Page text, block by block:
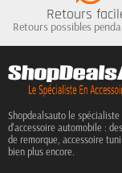
Retours
Retours possibles
Shopdealsauto le
d'accessoire automobile :
de remorque, accessoire
bien plus encore.